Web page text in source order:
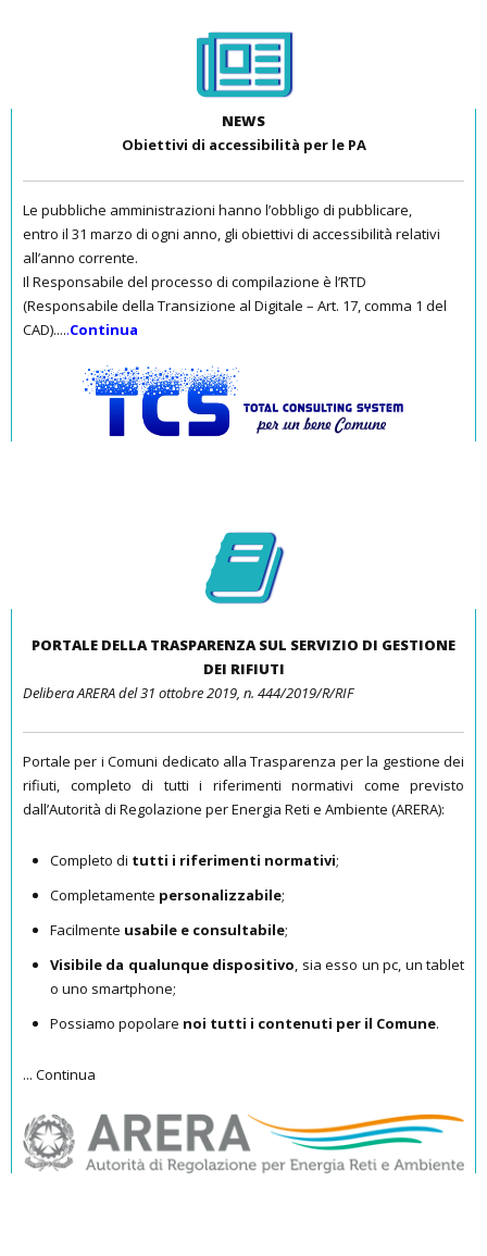
NEWS
Obiettivi di accessibilità per le PA
Le pubbliche amministrazioni hanno l’obbligo di pubblicare,
entro il 31 marzo di ogni anno, gli obiettivi di accessibilità relativi
all’anno corrente.
Il Responsabile del processo di compilazione è l’RTD
(Responsabile della Transizione al Digitale – Art. 17, comma 1 del
CAD).....Continua
PORTALE DELLA TRASPARENZA SUL SERVIZIO DI GESTIONE
DEI RIFIUTI
Delibera ARERAdel 31 ottobre 2019, n. 444/2019/R/RIF
Portale per i Comuni dedicato alla Trasparenza per la gestione dei
rifiuti, completo di tutti i riferimenti normativi come previsto
dall’Autorità di Regolazione per Energia Reti e Ambiente (ARERA):
Completo di tutti i riferimenti normativi;
Completamente personalizzabile;
Facilmente usabile e consultabile;
Visibile da qualunque dispositivo, sia esso un pc, un tablet
o uno smartphone;
Possiamo popolare noi tutti i contenuti per il Comune.
... Continua